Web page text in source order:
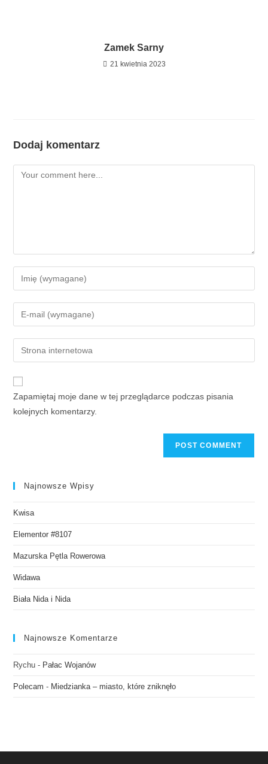
Zamek Sarny
21 kwietnia 2023
Dodaj komentarz
Zapamiętaj moje dane w tej przeglądarce podczas pisania
kolejnych komentarzy.
Najnowsze Wpisy
Kwisa
Elementor #8107
Mazurska Pętla Rowerowa
Widawa
Biała Nida i Nida
Najnowsze Komentarze
Rychu - Pałac Wojanów
Polecam - Miedzianka – miasto, które zniknęło